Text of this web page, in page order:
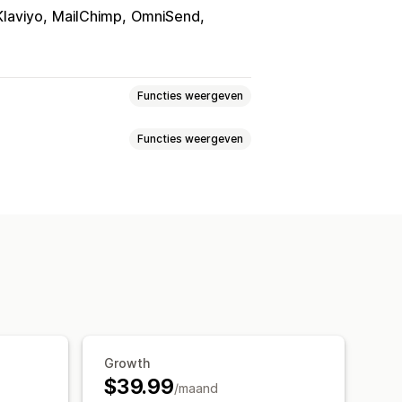
MailChimp OmniSend
Functies weergeven
Functies weergeven
Growth
$39.99/maand